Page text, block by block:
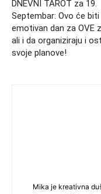
DNEVNI TAROT za 19.
Septembar: Ovo će biti
emotivan dan za OVE
ali i da organiziraju i
svoje planove!
Mika je kreativna